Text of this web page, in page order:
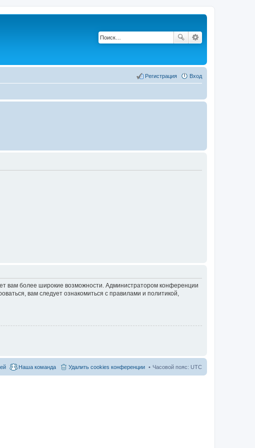
Вход
Регистрация
вам более широкие возможности. Администратором конференции
вам следует ознакомиться с правилами и политикой,
Часовой пояс: UTC
Удалить cookies конференции
Наша команда